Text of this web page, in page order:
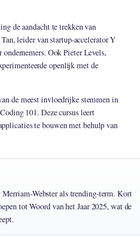
de aandacht te trekken van
leider van startup-accelerator Y
ondernemers. Ook Pieter Levels,
openlijk met de
de meest invloedrijke stemmen in
101. Deze cursus leert
te bouwen met behulp van
Webster als trending-term. Kort
tot Woord van het Jaar 2025, wat de